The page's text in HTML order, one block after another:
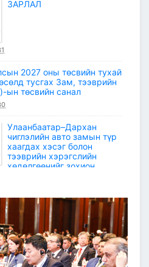
ЗАРЛАЛ
2027 оны төсвийн тухай
тусгах Зам, тээврийн
ын төсвийн санал
Улаанбаатар–Дархан
чиглэлийн авто замын түр
хаагдах хэсэг болон
тээврийн хэрэгслийн
хөдөлгөөнийг зохион
салбарын статистикийн
оны 6 дугаар сар/
сайдын багцын улсын